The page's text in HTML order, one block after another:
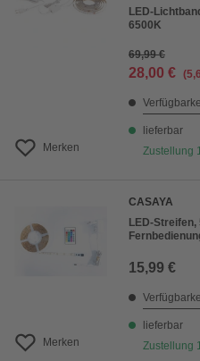
Preis absteigend
Merken
LED-
6500K
69,99 €
28,00 €
lieferbar
Zustellung
Merken
CASAYA
LED-Streifen,
15,99 €
lieferbar
Zustellung